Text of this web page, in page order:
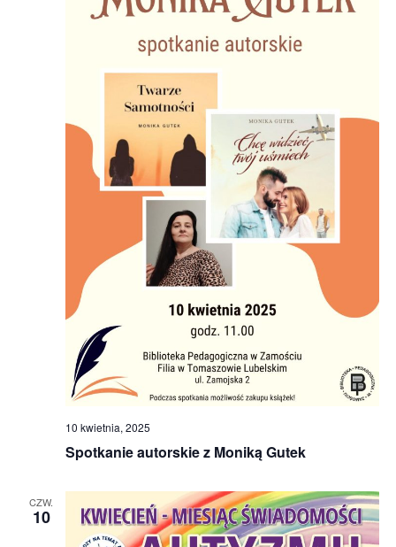
Spotkanie autorskie z Moniką Gutek
10 kwietnia, 2025
CZW.
10